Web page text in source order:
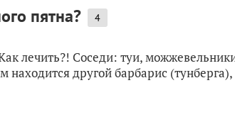
пятна? 4
лечить?! Соседи: туи,
другой барбарис (тунберга),